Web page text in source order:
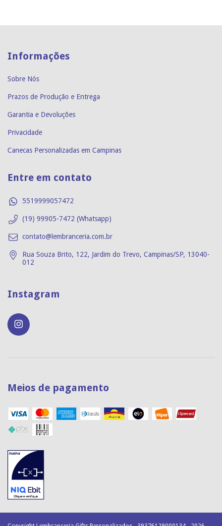
Informações
Sobre Nós
Prazos de Produção e Entrega
Garantia e Devoluções
Privacidade
Canecas Personalizadas em Campinas
Entre em contato
5519999057472
(19) 99905-7472 (Whatsapp)
contato@lembranceria.com.br
Rua Souza Brito, 122, Jardim do Trevo, Campinas/SP, 13040-
012
Instagram
Meios de pagamento